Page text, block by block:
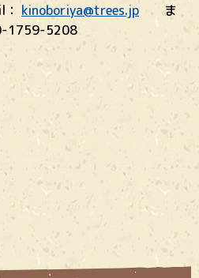
kinoboriya@trees.jp ま
1759-5208